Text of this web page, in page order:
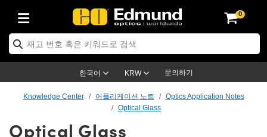
0
한국어 KRW 문의하기
Optics
and Electronics
Lenses
Cameras
& 조명
& Detection
Solutions
Production
Tools
By Application
By BrandProducts
Products
Knowledge Center 어플리케이션 노트
Optics Application Notes
Optical Glass
Optical Glass